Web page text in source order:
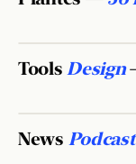
08 / 17
ToolsDesign
09 / 17
News Podcast